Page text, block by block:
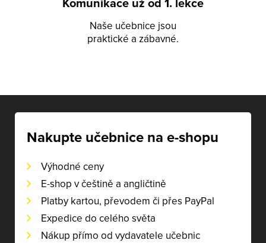
Komunikace už od 1. lekce
Naše učebnice jsou
praktické a zábavné.
Nakupte učebnice na e-shopu
Výhodné ceny
E-shop v češtině a angličtině
Platby kartou, převodem či přes PayPal
Expedice do celého světa
Nákup přímo od vydavatele učebnic